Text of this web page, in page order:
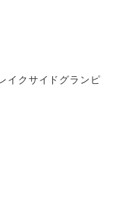
イクサイドグランピ